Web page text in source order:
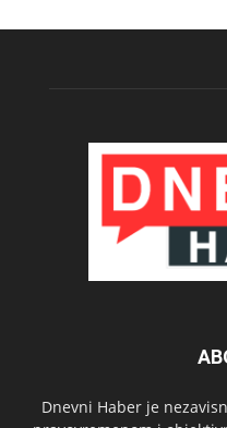
Dnevni Haber je